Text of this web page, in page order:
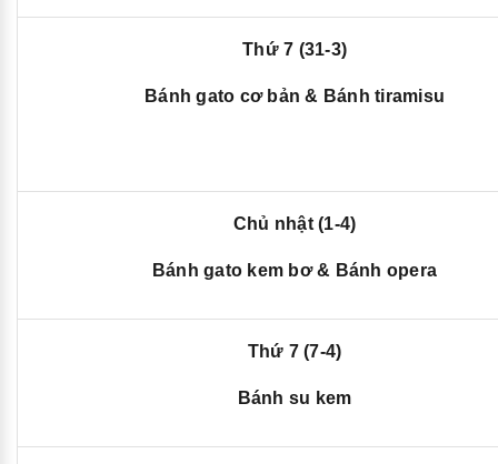
Thứ 7 (31-3)
Bánh gato cơ bản & Bánh tiramisu
Chủ nhật (1-4)
Bánh gato kem bơ & Bánh opera
Thứ 7 (7-4)
Bánh su kem